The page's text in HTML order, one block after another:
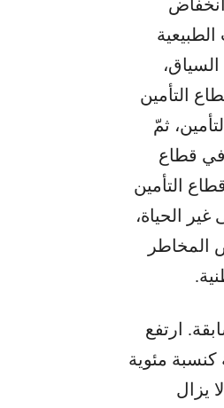
في عام 2024. وفي هذا السياق،
2025 الأداء العام لقطاع التأمين
التأمين، ثمّ
الاكتتاب في قطاع
التأمين
الحياة،
المخاطر
السابقة. ارتفع
كنسبة مئوية
لا يزال